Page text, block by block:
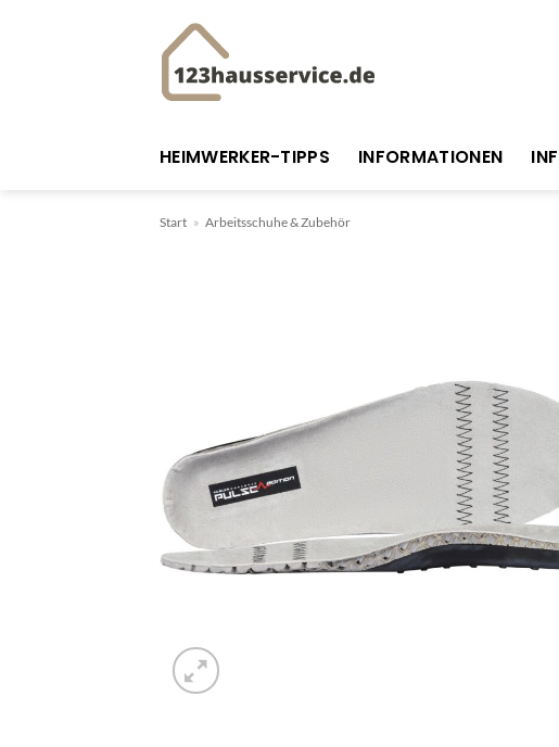
HEIMWERKER-TIPPS INFORMATIONEN
Start » Arbeitsschuhe & Zubehör